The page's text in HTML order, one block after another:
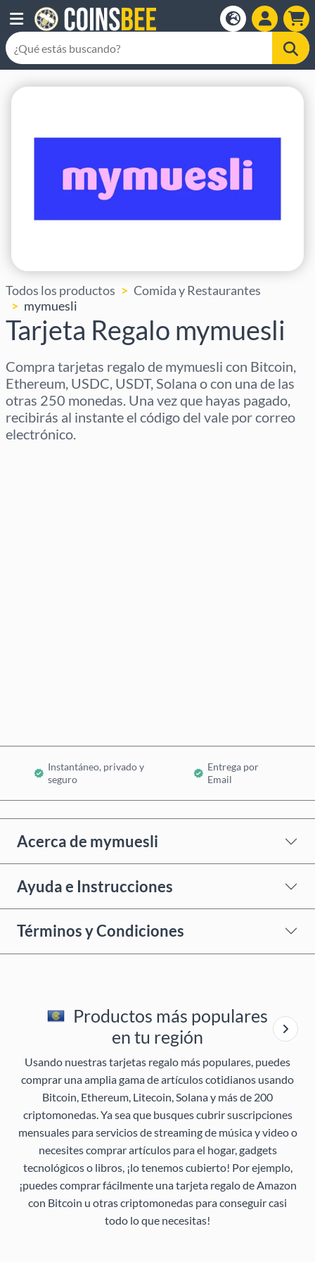
Todos los productos
Comida y Restaurantes
mymuesli
Tarjeta Regalo mymuesli
Compra tarjetas regalo de mymuesli con Bitcoin,
Ethereum, USDC, USDT, Solana o con una de las
otras 250 monedas. Una vez que hayas pagado,
recibirás al instante el código del vale por correo
electrónico.
Instantáneo, privado y
seguro
Entrega por
Email
Acerca de mymuesli
Ayuda e Instrucciones
Términos y Condiciones
Productos más populares
en tu región
Usando nuestras tarjetas regalo más populares, puedes
comprar una amplia gama de artículos cotidianos usando
Bitcoin, Ethereum, Litecoin, Solana y más de 200
criptomonedas. Ya sea que busques cubrir suscripciones
mensuales para servicios de streaming de música y video o
necesites comprar artículos para el hogar, gadgets
tecnológicos o libros, ¡lo tenemos cubierto! Por ejemplo,
¡puedes comprar fácilmente una tarjeta regalo de Amazon
con Bitcoin u otras criptomonedas para conseguir casi
todo lo que necesitas!